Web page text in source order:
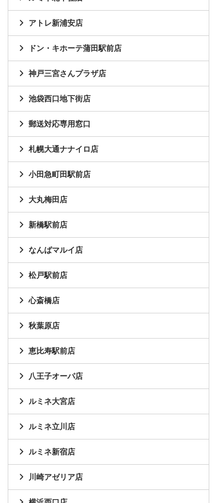
アトレ新浦安店
ドン・キホーテ蒲田駅前店
神戸三宮さんプラザ店
池袋西口地下街店
郵送対応専用窓口
札幌大通ナナイロ店
小田急町田駅前店
大丸梅田店
新橋駅前店
なんばマルイ店
松戸駅前店
心斎橋店
秋葉原店
恵比寿駅前店
八王子オーパ店
ルミネ大宮店
ルミネ立川店
ルミネ新宿店
川崎アゼリア店